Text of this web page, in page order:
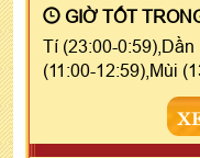
GIỜ TỐT
Tí (23:00-
(11:00-12:59),Mùi